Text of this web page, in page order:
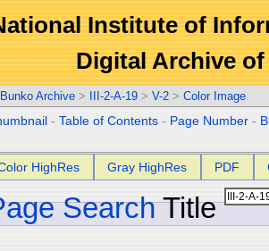
Institute of
Digital Archive
Archive > III-2-A-19 > V-2 > Color Image
-Table of Contents - Page Number -
HighRes Gray HighRes PDF
Search Title